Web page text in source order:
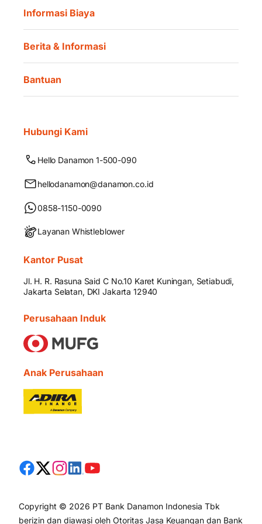
Informasi Biaya
Berita & Informasi
Bantuan
Hubungi Kami
Hello Danamon 1-500-090
hellodanamon@danamon.co.id
0858-1150-0090
Layanan Whistleblower
Kantor Pusat
Jl. H. R. Rasuna Said C No.10 Karet Kuningan, Setiabudi,
Jakarta Selatan, DKI Jakarta 12940
Perusahaan Induk
Anak Perusahaan
Copyright © 2026 PT Bank Danamon Indonesia Tbk
berizin dan diawasi oleh Otoritas Jasa Keuangan dan Bank